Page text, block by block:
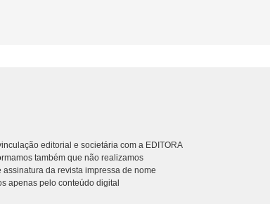
editorial e societária com a EDITORA
também que não realizamos
da revista impressa de nome
apenas pelo conteúdo digital